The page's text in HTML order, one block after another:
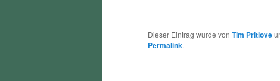
Dieser Eintrag wurde von Tim Pritlove
Permalink.